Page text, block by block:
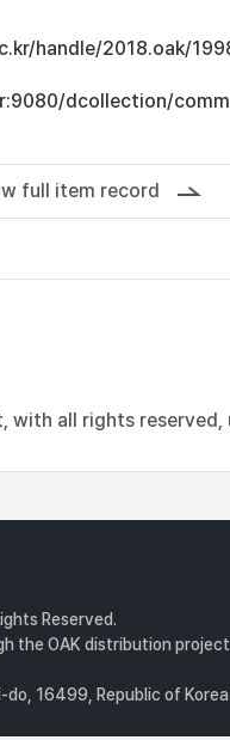
handle/2018.oak/
dcollection/
full item record
with all rights
Reserved.
the OAK distribution
16499, Republic of Korea